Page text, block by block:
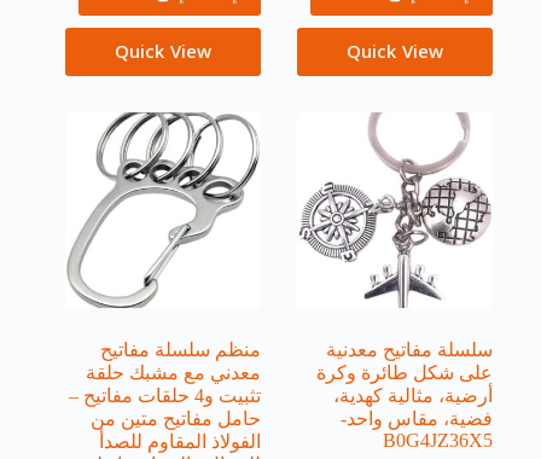
Quick View
Quick View
سلسلة مفاتيح معدنية
على شكل طائرة وكرة
أرضية، مثالية كهدية،
فضية، مقاس واحد-
B0G4JZ36X5
منظم سلسلة مفاتيح
معدني مع مشبك حلقة
تثبيت و4 حلقات مفاتيح –
حامل مفاتيح متين من
الفولاذ المقاوم للصدأ